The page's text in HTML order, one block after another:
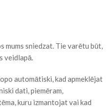
mums sniedzat. Tie varētu būt,
veidlapā.
automātiski, kad apmeklējat
dati, piemēram,
kuru izmantojat vai kad